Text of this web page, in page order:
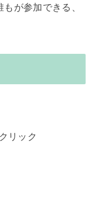
が参加できる、
リック